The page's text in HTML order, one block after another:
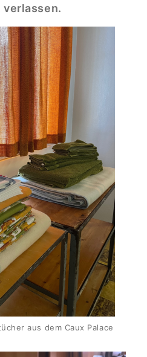
verlassen.
aus dem Caux Palace